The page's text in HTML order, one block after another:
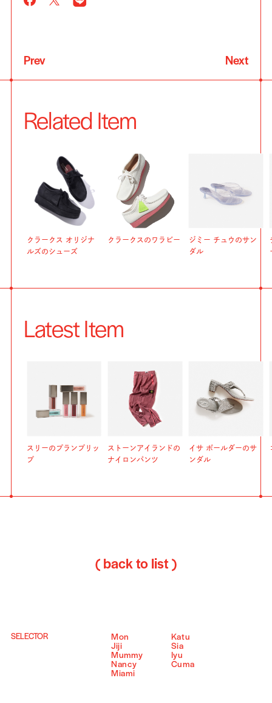
Prev Next
Related Item
クラークス オリジナ
ルズのシューズ
クラークスのワラビー
ジミー チュウのサン
ダル
Latest Item
スリーのプランプリッ
プ
ストーンアイランドの
ナイロンパンツ
イサ ボールダーのサ
ンダル
( back to list )
SELECTOR Mon
Katu
Jiji
Sia
Mummy
Iyu
Nancy
Cuma
Miami